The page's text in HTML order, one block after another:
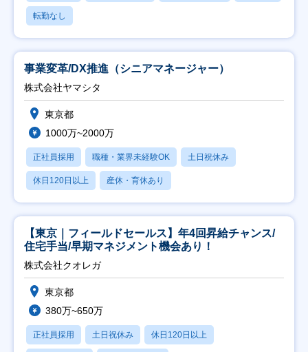
転勤なし
事業変革/DX推進（シニアマネージャー）
株式会社ヤマシタ
東京都
1000万~2000万
正社員採用 職種・業界未経験OK 土日祝休み
休日120日以上 産休・育休あり
【東京｜フィールドセールス】年4回昇給チャンス/
住宅手当/早期マネジメント機会あり！
株式会社クオレガ
東京都
380万~650万
正社員採用 土日祝休み 休日120日以上